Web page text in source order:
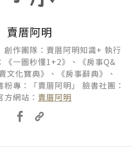
賣厝阿明
創作團隊：賣厝阿明知識+ 執行
《一圖秒懂1+2》、《房事Q&
文化寶典》、《房事辭典》、
粉專：「賣厝阿明」 臉書社團：
方網站： 賣厝阿明